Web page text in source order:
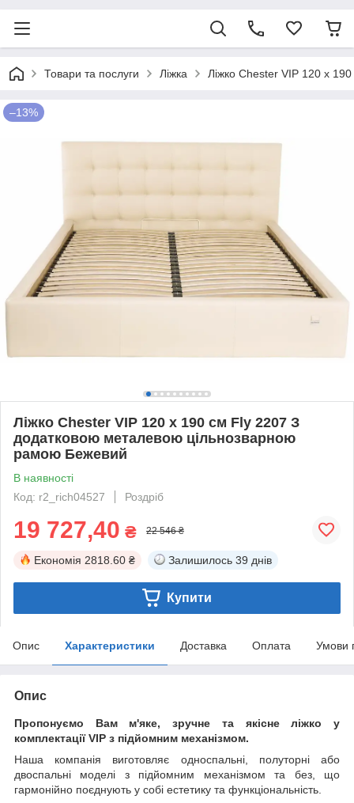
Товари та послуги Ліжка Ліжко Chester VIP 120 х
–13%
Ліжко Chester VIP 120 х 190 см Fly 2207 З
додатковою металевою цільнозварною
рамою Бежевий
В наявності
Код: r2_rich04527
Роздріб
19 727,40 ₴ 22 546 ₴
Економія 2818.60 ₴ Залишилось 39 днів
Купити
Опис Характеристики Доставка Оплата Умови
Опис
Пропонуємо Вам м'яке, зручне та якiсне ліжко у
комплектації VIP з підйомним механізмом.
Наша компанія виготовляє односпальні, полуторні або
двоспальні моделі з підйомним механізмом та без, що
гармонійно поєднують у собі естетику та функціональність.